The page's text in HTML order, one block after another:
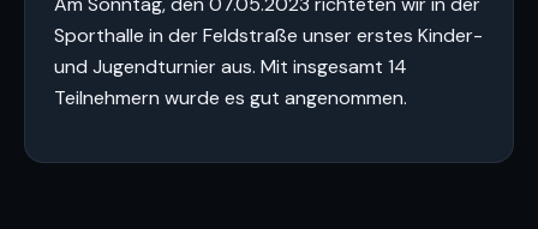
Sporthalle in der Feldstraße unser erstes Kinder-
und Jugendturnier aus. Mit insgesamt 14
Teilnehmern wurde es gut angenommen.